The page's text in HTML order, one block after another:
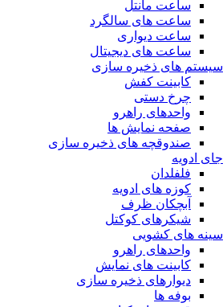
ساعت مانتل
ساعت های سالگرد
ساعت دیواری
ساعت های دیجیتال
سیستم های ذخیره سازی
کابینت کفش
چرخ دستی
واحدهای راهرو
صفحه نمایش ها
صندوقچه های ذخیره سازی
جای ادویه
فلفلدان
کوزه های ادویه
آبچکان ظرف
شیکرهای کوکتل
سینه های کشویی
واحدهای راهرو
کابینت های نمایش
دیوارهای ذخیره سازی
بوفه ها